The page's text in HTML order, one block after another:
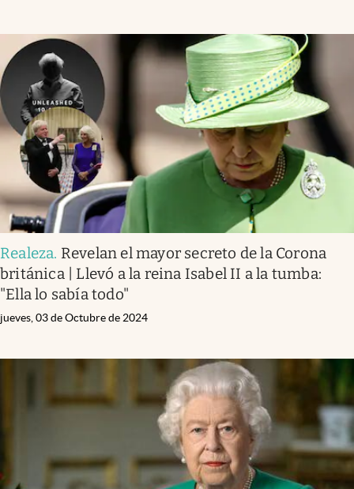
Realeza. Revelan el mayor secreto de la Corona
británica | Llevó a la reina Isabel II a la tumba:
"Ella lo sabía todo"
jueves, 03 de Octubre de 2024